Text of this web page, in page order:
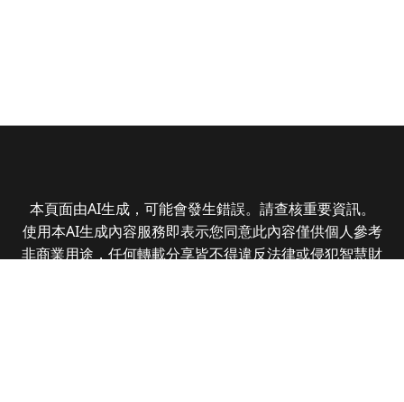
本頁面由AI生成，可能會發生錯誤。請查核重要資訊。
使用本AI生成內容服務即表示您同意此內容僅供個人參考
非商業用途，任何轉載分享皆不得違反法律或侵犯智慧財